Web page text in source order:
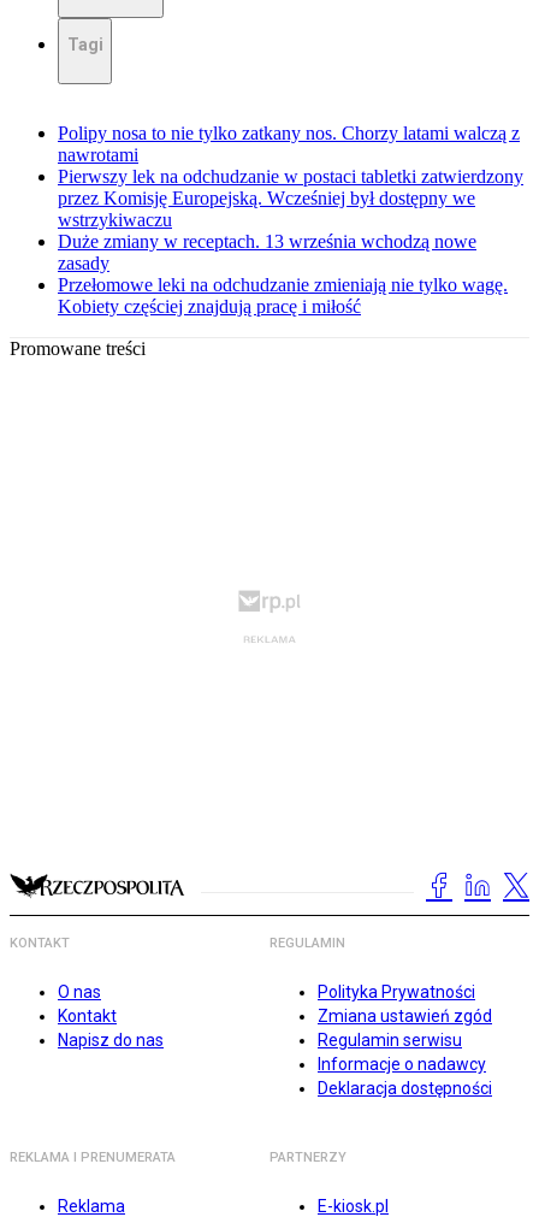
Tagi
Polipy nosa to nie tylko zatkany nos. Chorzy latami walczą z
nawrotami
Pierwszy lek na odchudzanie w postaci tabletki zatwierdzony
przez Komisję Europejską. Wcześniej był dostępny we
wstrzykiwaczu
Duże zmiany w receptach. 13 września wchodzą nowe
zasady
Przełomowe leki na odchudzanie zmieniają nie tylko wagę.
Kobiety częściej znajdują pracę i miłość
Promowane treści
KONTAKT
O nas
Kontakt
Napisz do nas
REGULAMIN
Polityka Prywatności
Zmiana ustawień zgód
Regulamin serwisu
Informacje o nadawcy
Deklaracja dostępności
REKLAMA I PRENUMERATA
Reklama
PARTNERZY
E-kiosk.pl